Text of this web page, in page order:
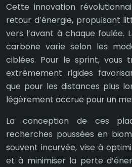
Cette innovation
retour d’énergie, propulsant
vers l’avant à chaque foulée.
carbone varie selon les
ciblées. Pour le sprint, vous
extrêmement rigides
que pour les distances plus
légèrement accrue pour un
La conception de ces
recherches poussées en
souvent incurvée, vise à
et à minimiser la perte